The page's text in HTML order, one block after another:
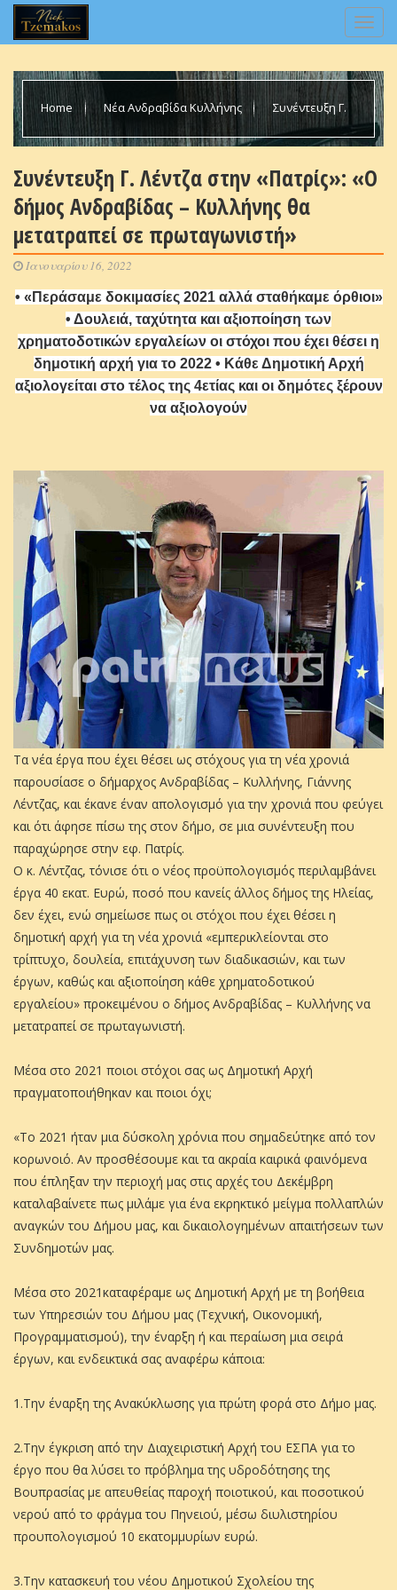
Home Νέα Ανδραβίδα Κυλλήνης Συνέντευξη Γ.
μετατραπεί σε πρωταγωνιστή»
Συνέντευξη Γ. Λέντζα στην «Πατρίς»: «Ο
δήμος Ανδραβίδας – Κυλλήνης θα
μετατραπεί σε πρωταγωνιστή»
Ιανουαρίου 16, 2022
• «Περάσαμε δοκιμασίες 2021 αλλά σταθήκαμε όρθιοι»
• Δουλειά, ταχύτητα και αξιοποίηση των
χρηματοδοτικών εργαλείων οι στόχοι που έχει θέσει η
δημοτική αρχή για το 2022 • Κάθε Δημοτική Αρχή
αξιολογείται στο τέλος της 4ετίας και οι δημότες ξέρουν
να αξιολογούν
Τα νέα έργα που έχει θέσει ως στόχους για τη νέα χρονιά
παρουσίασε ο δήμαρχος Ανδραβίδας – Κυλλήνης, Γιάννης
Λέντζας, και έκανε έναν απολογισμό για την χρονιά που φεύγει
και ότι άφησε πίσω της στον δήμο, σε μια συνέντευξη που
παραχώρησε στην εφ. Πατρίς.
Ο κ. Λέντζας, τόνισε ότι ο νέος προϋπολογισμός περιλαμβάνει
έργα 40 εκατ. Ευρώ, ποσό που κανείς άλλος δήμος της Ηλείας,
δεν έχει, ενώ σημείωσε πως οι στόχοι που έχει θέσει η
δημοτική αρχή για τη νέα χρονιά «εμπερικλείονται στο
τρίπτυχο, δουλεία, επιτάχυνση των διαδικασιών, και των
έργων, καθώς και αξιοποίηση κάθε χρηματοδοτικού
εργαλείου» προκειμένου ο δήμος Ανδραβίδας – Κυλλήνης να
μετατραπεί σε πρωταγωνιστή.
Μέσα στο 2021 ποιοι στόχοι σας ως Δημοτική Αρχή
πραγματοποιήθηκαν και ποιοι όχι;
«To 2021 ήταν μια δύσκολη χρόνια που σημαδεύτηκε από τον
κορωνοιό. Αν προσθέσουμε και τα ακραία καιρικά φαινόμενα
που έπληξαν την περιοχή μας στις αρχές του Δεκέμβρη
καταλαβαίνετε πως μιλάμε για ένα εκρηκτικό μείγμα πολλαπλών
αναγκών του Δήμου μας, και δικαιολογημένων απαιτήσεων των
Συνδημοτών μας.
Μέσα στο 2021καταφέραμε ως Δημοτική Αρχή με τη βοήθεια
των Υπηρεσιών του Δήμου μας (Τεχνική, Οικονομική,
Προγραμματισμού), την έναρξη ή και περαίωση μια σειρά
έργων, και ενδεικτικά σας αναφέρω κάποια:
1.Την έναρξη της Ανακύκλωσης για πρώτη φορά στο Δήμο μας.
2.Την έγκριση από την Διαχειριστική Αρχή του ΕΣΠΑ για το
έργο που θα λύσει το πρόβλημα της υδροδότησης της
Βουπρασίας με απευθείας παροχή ποιοτικού, και ποσοτικού
νερού από το φράγμα του Πηνειού, μέσω διυλιστηρίου
προυπολογισμού 10 εκατομμυρίων ευρώ.
3.Την κατασκευή του νέου Δημοτικού Σχολείου της